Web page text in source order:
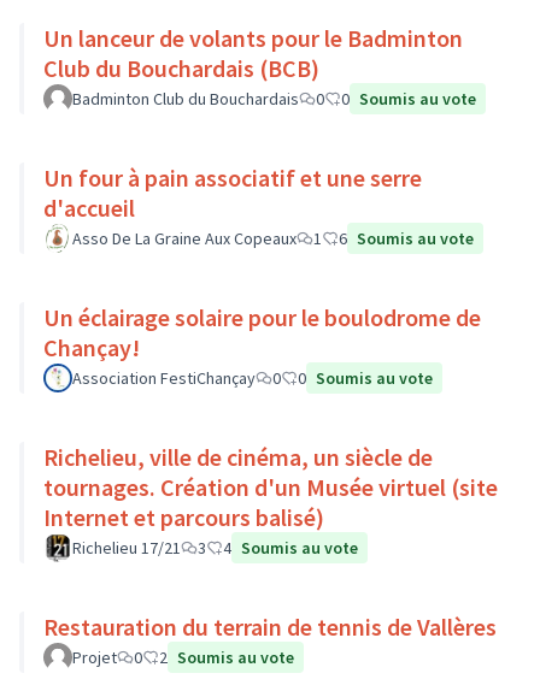
Un lanceur de volants pour le Badminton
Club du Bouchardais (BCB)
Badminton Club du Bouchardais 0 0 Soumis au vote
Un four à pain associatif et une serre
d'accueil
Asso De La Graine Aux Copeaux 1 6 Soumis au vote
Un éclairage solaire pour le boulodrome de
Chançay!
Association FestiChançay 0 0 Soumis au vote
Richelieu, ville de cinéma, un siècle de
tournages. Création d'un Musée virtuel (site
Internet et parcours balisé)
Richelieu 17/21 3 4 Soumis au vote
Restauration du terrain de tennis de Vallères
Projet 0 2 Soumis au vote